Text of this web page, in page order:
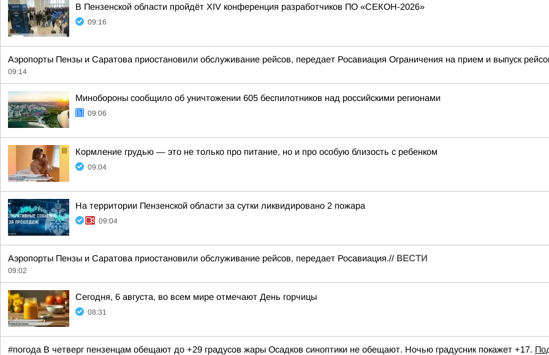
В Пензенской области пройдёт XIV конференция разработчиков ПО «СЕКОН-2026»
09:16
Аэропорты Пензы и Саратова приостановили обслуживание рейсов, передает Росавиация Ограничения на прием и выпуск
09:14
Минобороны сообщило об уничтожении 605 беспилотников над российскими регионами
09:06
Кормление грудью — это не только про питание, но и про особую близость с ребенком
09:04
На территории Пензенской области за сутки ликвидировано 2 пожара
09:04
Аэропорты Пензы и Саратова приостановили обслуживание рейсов, передает Росавиация.// ВЕСТИ
09:02
Сегодня, 6 августа, во всем мире отмечают День горчицы
08:31
#погода В четверг пензенцам обещают до +29 градусов жары Осадков синоптики не обещают. Ночью градусник покажет +17.